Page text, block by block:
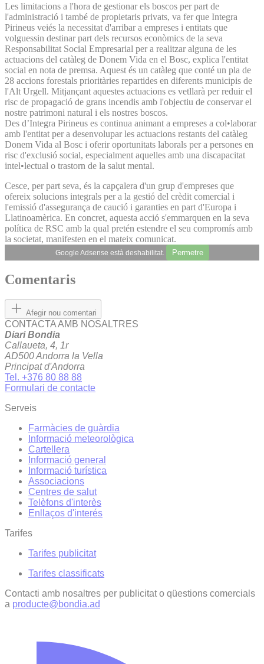
Les limitacions a l'hora de gestionar els boscos per part de
l'administració i també de propietaris privats, va fer que Integra
Pirineus veiés la necessitat d'arribar a empreses i entitats que
volguessin destinar part dels recursos econòmics de la seva
Responsabilitat Social Empresarial per a realitzar alguna de les
actuacions del catàleg de Donem Vida en el Bosc, explica l'entitat
social en nota de premsa. Aquest és un catàleg que conté un pla de
28 accions forestals prioritàries repartides en diferents municipis de
l'Alt Urgell. Mitjançant aquestes actuacions es vetllarà per reduir el
risc de propagació de grans incendis amb l'objectiu de conservar el
nostre patrimoni natural i els nostres boscos.
Des d’Integra Pirineus es continua animant a empreses a col•laborar
amb l'entitat per a desenvolupar les actuacions restants del catàleg
Donem Vida al Bosc i oferir oportunitats laborals per a persones en
risc d'exclusió social, especialment aquelles amb una discapacitat
intel•lectual o trastorn de la salut mental.
Cesce, per part seva, és la capçalera d'un grup d'empreses que
ofereix solucions integrals per a la gestió del crèdit comercial i
l'emissió d'assegurança de caució i garanties en part d'Europa i
Llatinoamèrica. En concret, aquesta acció s'emmarquen en la seva
política de RSC amb la qual pretén estendre el seu compromís amb
la societat, manifesten en el mateix comunicat.
Google Adsense està deshabilitat. Permetre
Comentaris
Afegir nou comentari
CONTACTA AMB NOSALTRES
Diari Bondia
Callaueta, 4, 1r
AD500 Andorra la Vella
Principat d'Andorra
Tel. +376 80 88 88
Formulari de contacte
Serveis
Farmàcies de guàrdia
Informació meteorològica
Cartellera
Informació general
Informació turística
Associacions
Centres de salut
Telèfons d'interès
Enllaços d'interés
Tarifes
Tarifes publicitat
Tarifes classificats
Contacti amb nosaltres per publicitat o qüestions comercials
a producte@bondia.ad